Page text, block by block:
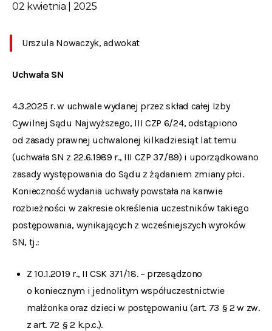
02 kwietnia | 2025
Urszula Nowaczyk, adwokat
Uchwała SN
4.3.2025 r. w uchwale wydanej przez skład całej Izby
Cywilnej Sądu Najwyższego, III CZP 6/24, odstąpiono
od zasady prawnej uchwalonej kilkadziesiąt lat temu
(uchwała SN z 22.6.1989 r., III CZP 37/89) i uporządkowano
zasady występowania do Sądu z żądaniem zmiany płci.
Konieczność wydania uchwały powstała na kanwie
rozbieżności w zakresie określenia uczestników takiego
postępowania, wynikających z wcześniejszych wyroków
SN, tj.:
Z 10.1.2019 r., II CSK 371/18. – przesądzono
o koniecznym i jednolitym współuczestnictwie
małżonka oraz dzieci w postępowaniu (art. 73 § 2 w zw.
z art. 72 § 2 k.p.c.).